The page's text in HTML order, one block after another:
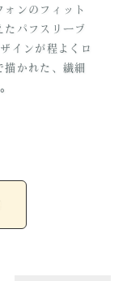
ォンのフィット
たパフスリーブ
インが程よくロ
描かれた、繊細